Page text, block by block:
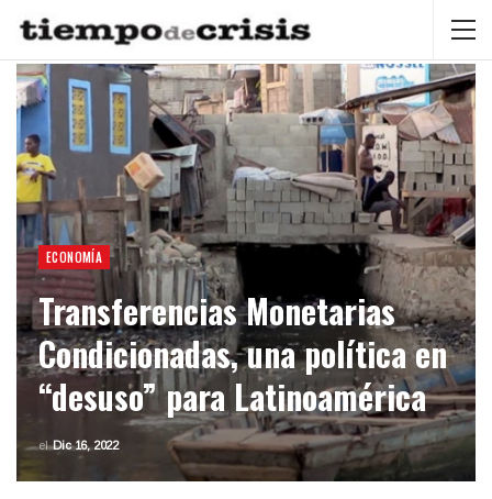
ECONOMÍA
Transferencias Monetarias
Condicionadas, una política en
“desuso” para Latinoamérica
elDic 16, 2022